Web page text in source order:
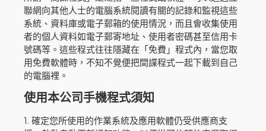
聯網向其他人士的電腦系統閱讀有關的記錄和監視這些
系統、資料庫或電子郵箱的使用情況，而且會收集使用
者的個人資料如電子郵寄地址、使用者密碼甚至信用卡
號碼等。這些程式往往隱藏在「免費」程式內，當您取
用免費軟體時，不知不覺便把間諜程式一起下載到自己
的電腦裡。
使用本公司手機程式須知
1. 確定您所使用的作業系統及應用軟體仍受供應商支